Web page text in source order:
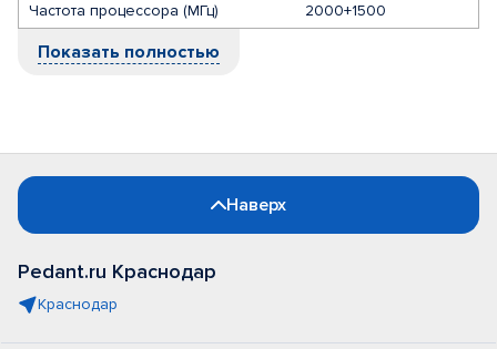
Частота процессора (МГц)
2000+1500
Показать полностью
Наверх
Pedant.ru Краснодар
Краснодар